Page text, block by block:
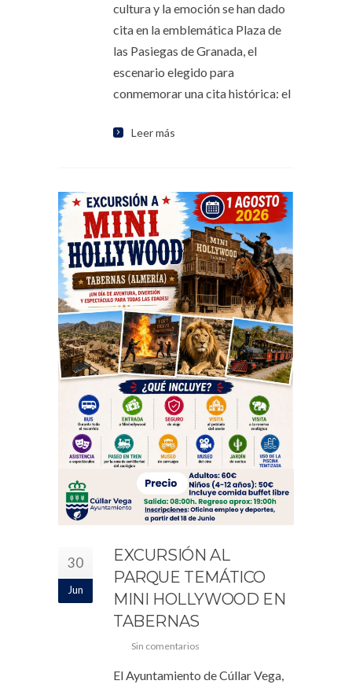
cultura y la emoción se han dado
cita en la emblemática Plaza de
las Pasiegas de Granada, el
escenario elegido para
conmemorar una cita histórica: el
Leer más
30
Jun
EXCURSIÓN AL
PARQUE TEMÁTICO
MINI HOLLYWOOD EN
TABERNAS
Sin comentarios
El Ayuntamiento de Cúllar Vega,